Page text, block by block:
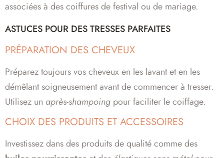
associées à des coiffures de festival ou de mariage.
ASTUCES POUR DES TRESSES PARFAITES
PRÉPARATION DES CHEVEUX
Préparez toujours vos cheveux en les lavant et en les
démêlant soigneusement avant de commencer à tresser.
Utilisez un après-shampoing pour faciliter le coiffage.
CHOIX DES PRODUITS ET ACCESSOIRES
Investissez dans des produits de qualité comme des